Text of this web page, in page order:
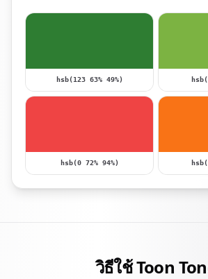
hsb(123 63% 49%)
hsb(0 72% 94%)
วิธีใช้ Toon